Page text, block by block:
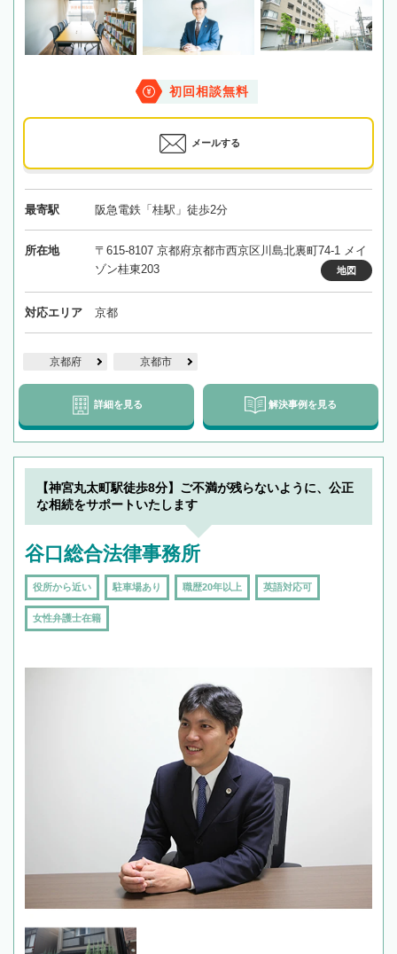
初回相談無料
メールする
最寄駅 阪急電鉄「桂駅」徒歩2分
所在地
〒615-8107 京都府京都市西京区川島北裏町74-1 メイ
ゾン桂東203
地図
対応エリア 京都
京都府 京都市
詳細を見る 解決事例を見る
【神宮丸太町駅徒歩8分】ご不満が残らないように、公正
な相続をサポートいたします
谷口総合法律事務所
役所から近い 駐車場あり 職歴20年以上 英語対応可
女性弁護士在籍